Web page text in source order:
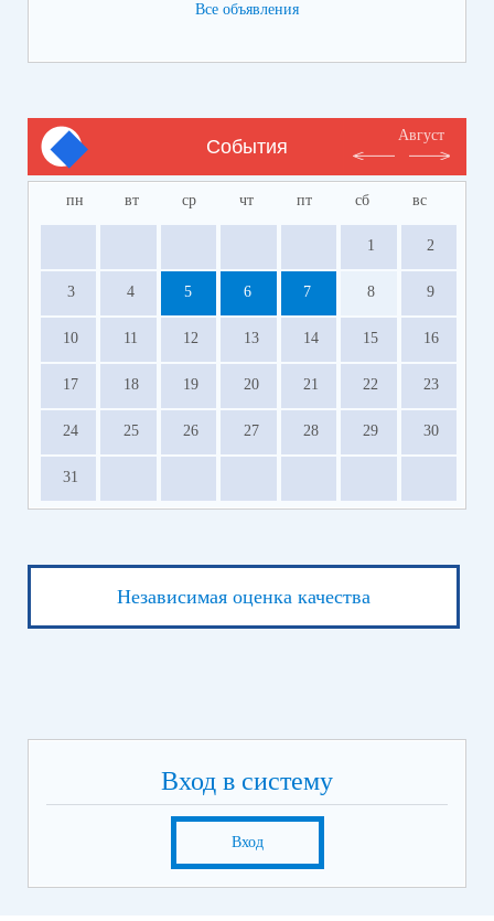
Все объявления
События
Август
пн вт ср чт пт сб вс
1 2
3 4 5 6 7 8 9
10 11 12 13 14 15 16
17 18 19 20 21 22 23
24 25 26 27 28 29 30
31
Независимая оценка качества
Вход в систему
Вход